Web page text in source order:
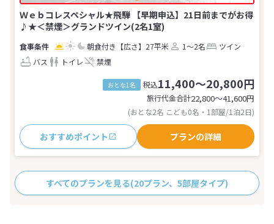
Ｗｅｂコレスペシャル★飛騨 【早期申込】21日前までがお得
♪★＜禁煙＞グランドツイン(2名1室)
朝食付き 【広さ】27平米 1～2名
ツイン
バス
トイレ 禁煙
おとな1名 税込11,400～20,800円
旅行代金合計22,800〜41,600円
(おとな2名 こども0名・1部屋/1泊2日)
おすすめポイント プランの詳細
すべてのプランを見る(20プラン、5部屋タイプ)